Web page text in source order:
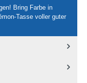
Bring Farbe in
Tasse voller guter